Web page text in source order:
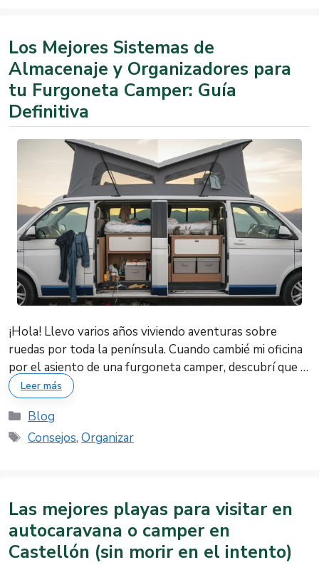
Los Mejores Sistemas de
Almacenaje y Organizadores para
tu Furgoneta Camper: Guía
Definitiva
¡Hola! Llevo varios años viviendo aventuras sobre
ruedas por toda la península. Cuando cambié mi oficina
por el asiento de una furgoneta camper, descubrí que …
Leer más
Categorías
Blog
Etiquetas
Consejos,Organizar
Las mejores playas para visitar en
autocaravana o camper en
Castellón (sin morir en el intento)